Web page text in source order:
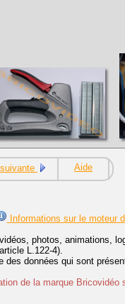
Aide
Informations sur le moteur
photos, animations,
L.122-4).
données qui sont
de la marque